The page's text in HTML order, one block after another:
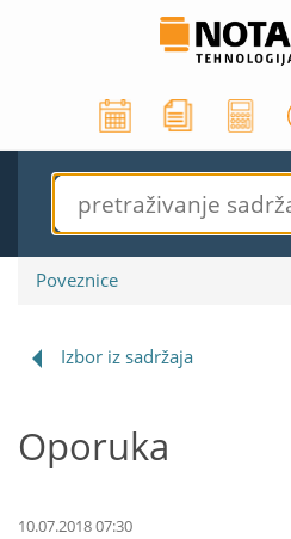
Poveznice
Izbor iz sadržaja
Oporuka
10.07.2018 07:30